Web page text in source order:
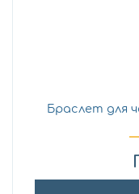
Браслет для